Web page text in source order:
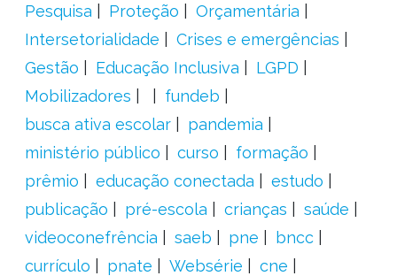
Pesquisa
Proteção
Orçamentária
Intersetorialidade
Crises e emergências
Gestão
Educação Inclusiva
LGPD
Mobilizadores
fundeb
busca ativa escolar
pandemia
ministério público
curso
formação
prêmio
educação conectada
estudo
publicação
pré-escola crianças
saúde
videoconefrência
saeb pne
bncc
currículo
pnate Websérie
cne